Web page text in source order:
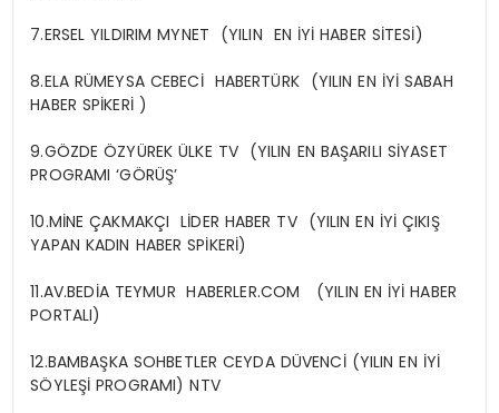
7.ERSEL YILDIRIM MYNET (YILIN EN İYİ HABER SİTESİ)
8.ELA RÜMEYSA CEBECİ HABERTÜRK (YILIN EN İYİ SABAH
HABER SPİKERİ )
9.GÖZDE ÖZYÜREK ÜLKE TV (YILIN EN BAŞARILI SİYASET
PROGRAMI ‘GÖRÜŞ’
10.MİNE ÇAKMAKÇI LİDER HABER TV (YILIN EN İYİ ÇIKIŞ
YAPAN KADIN HABER SPİKERİ)
11.AV.BEDİA TEYMUR HABERLER.COM (YILIN EN İYİ HABER
PORTALI)
12.BAMBAŞKA SOHBETLER CEYDA DÜVENCİ (YILIN EN İYİ
SÖYLEŞİ PROGRAMI) NTV